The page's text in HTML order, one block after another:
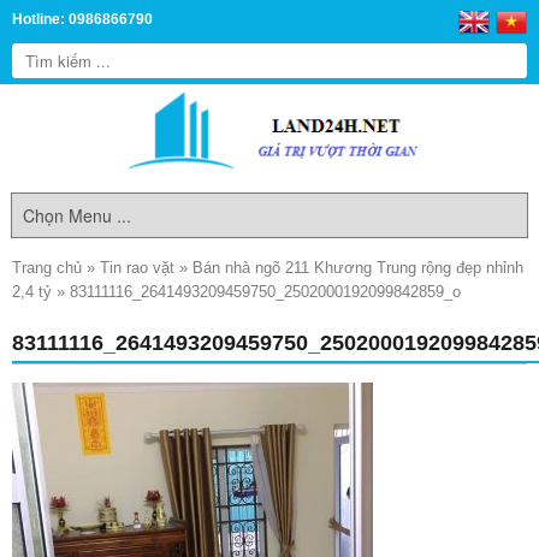
Hotline: 0986866790
Trang chủ » Tin rao vặt » Bán nhà ngõ 211 Khương Trung rộng đẹp nhỉnh
2,4 tỷ » 83111116_2641493209459750_2502000192099842859_o